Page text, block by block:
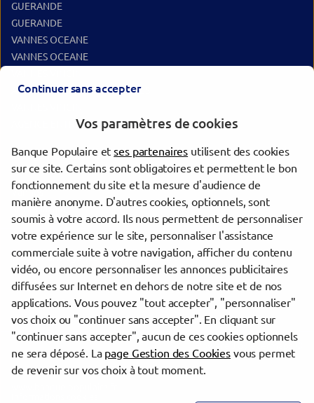
GUERANDE
GUERANDE
VANNES OCEANE
VANNES OCEANE
AGENCE ENTREPRISES VANNES
AGENCE ENTREPRISES VANNES
Les agences Banque Populaire dans les villes à proximité
Vannes
Saint-Nazaire
Trouver une agence Banque Populaire
Morbihan
Muzillac
MUZILLAC CM
evermaps ©
Continuer sans accepter
Vos paramètres de cookies
Banque Populaire etses partenaires utilisent des cookies
sur ce site. Certains sont obligatoires et permettent le bon
fonctionnement du site et la mesure d'audience de
manière anonyme. D'autres cookies, optionnels, sont
soumis à votre accord. Ils nous permettent de personnaliser
votre expérience sur le site, personnaliser l'assistance
commerciale suite à votre navigation, afficher du contenu
vidéo, ou encore personnaliser les annonces publicitaires
diffusées sur Internet en dehors de notre site et de nos
applications. Vous pouvez "tout accepter", "personnaliser"
vos choix ou "continuer sans accepter". En cliquant sur
"continuer sans accepter", aucun de ces cookies optionnels
ne sera déposé. La page Gestion des Cookiesvous permet
de revenir sur vos choix à tout moment.